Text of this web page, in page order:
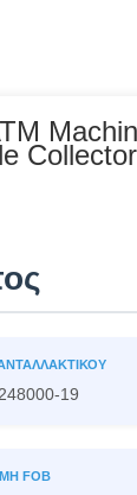
19
FOB